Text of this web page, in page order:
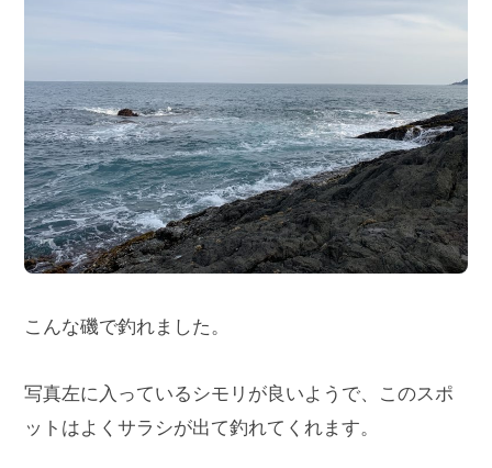
こんな磯で釣れました。
写真左に入っているシモリが良いようで、このスポ
ットはよくサラシが出て釣れてくれます。